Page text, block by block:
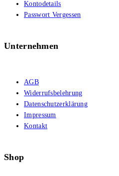
Kontodetails
Passwort Vergessen
Unternehmen
AGB
Widerrufsbelehrung
Datenschutzerklärung
Impressum
Kontakt
Shop